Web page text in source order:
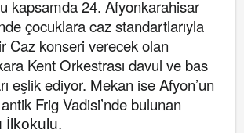
kapsamda 24. Afyonkarahisar
çocuklara caz standartlarıyla
Caz konseri verecek olan
Kent Orkestrası davul ve bas
eşlik ediyor. Mekan ise Afyon’un
Frig Vadisi’nde bulunan
İlkokulu.